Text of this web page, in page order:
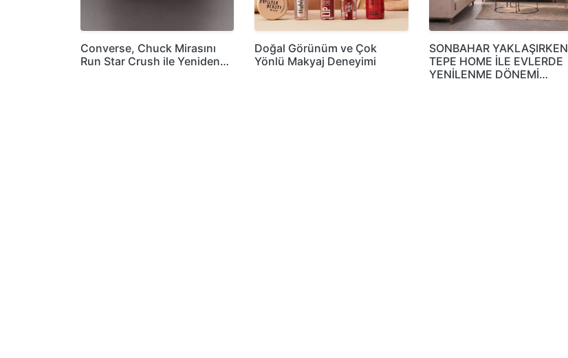
Converse, Chuck Mirasını
Run Star Crush ile Yeniden…
Doğal Görünüm ve Çok
Yönlü Makyaj Deneyimi
SONBAHAR YAKLAŞIRKEN
TEPE HOME İLE EVLERDE
YENİLENME DÖNEMİ…